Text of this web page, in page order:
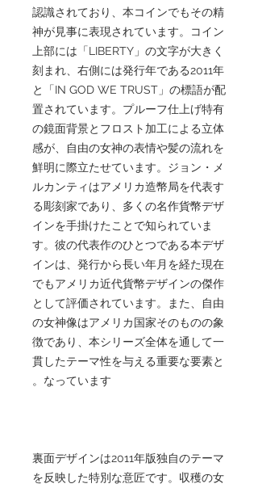
認識されており、本コインでもその精
神が見事に表現されています。コイン
上部には「LIBERTY」の文字が大きく
刻まれ、右側には発行年である2011年
と「IN GOD WE TRUST」の標語が配
置されています。プルーフ仕上げ特有
の鏡面背景とフロスト加工による立体
感が、自由の女神の表情や髪の流れを
鮮明に際立たせています。ジョン・メ
ルカンティはアメリカ造幣局を代表す
る彫刻家であり、多くの名作貨幣デザ
インを手掛けたことで知られていま
す。彼の代表作のひとつである本デザ
インは、発行から長い年月を経た現在
でもアメリカ近代貨幣デザインの傑作
として評価されています。また、自由
の女神像はアメリカ国家そのものの象
徴であり、本シリーズ全体を通して一
貫したテーマ性を与える重要な要素と
なっています。
裏面デザインは2011年版独自のテーマ
を反映した特別な意匠です。収穫の女